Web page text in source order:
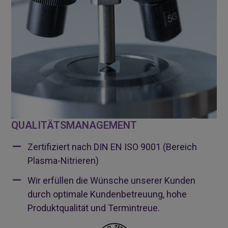
QUALITÄTSMANAGEMENT
Zertifiziert nach DIN EN ISO 9001 (Bereich
Plasma-Nitrieren)
Wir erfüllen die Wünsche unserer Kunden
durch optimale Kundenbetreuung, hohe
Produktqualität und Termintreue.